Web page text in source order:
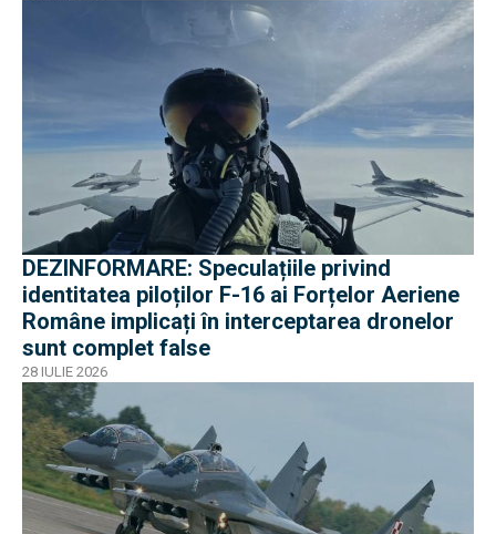
DEZINFORMARE: Speculațiile privind
identitatea piloților F-16 ai Forțelor Aeriene
Române implicați în interceptarea dronelor
sunt complet false
28 IULIE 2026